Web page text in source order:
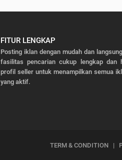
FITUR LENGKAP
Posting iklan dengan mudah dan
fasilitas pencarian cukup lengkap dan
profil seller untuk menampilkan semua
yang aktif.
TERM & CONDITION |